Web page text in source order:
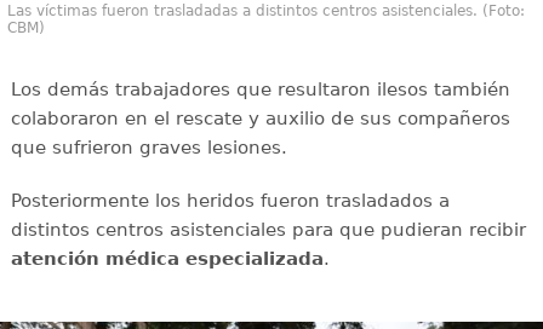
Las víctimas fueron trasladadas a distintos centros asistenciales. (Foto:
CBM)
Los demás trabajadores que resultaron ilesos también
colaboraron en el rescate y auxilio de sus compañeros
que sufrieron graves lesiones.
Posteriormente los heridos fueron trasladados a
distintos centros asistenciales para que pudieran recibir
atención médica especializada.